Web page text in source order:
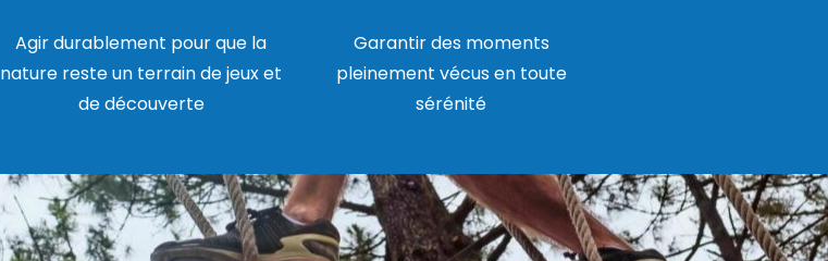
Agir durablement pour que la
nature reste un terrain de jeux et
de découverte
Garantir des moments
pleinement vécus en toute
sérénité